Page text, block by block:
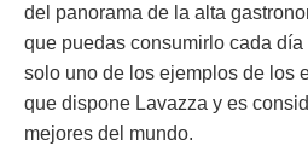
del panorama de la alta
que puedas consumirlo cada
solo uno de los ejemplos de los
que dispone Lavazza y es
mejores del mundo.